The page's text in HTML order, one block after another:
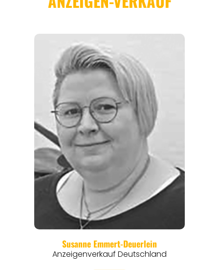
REGIONEN
ORTE
EVENTS